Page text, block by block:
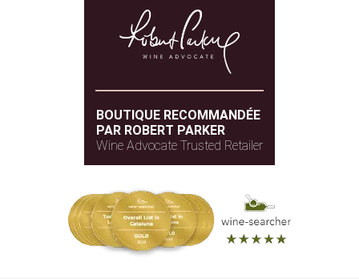
BOUTIQUE RECOMMANDÉE
PAR ROBERT PARKER
Wine Advocate Trusted Retailer